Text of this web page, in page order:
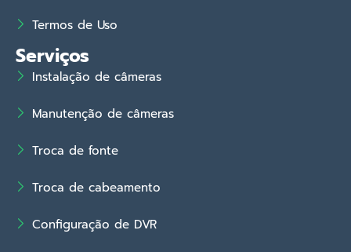
Termos de Uso
Serviços
Instalação de câmeras
Manutenção de câmeras
Troca de fonte
Troca de cabeamento
Configuração de DVR